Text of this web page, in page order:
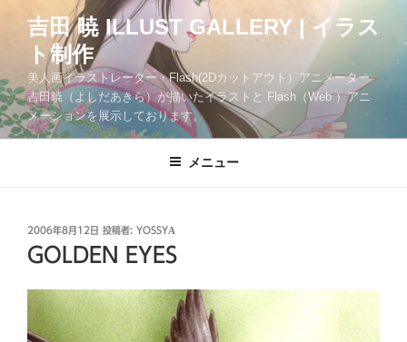
ツ
へ
ス
吉田 暁 ILLUST GALLERY | イラス
ト制作
美人画イラストレーター・Flash(2Dカットアウト）アニメーター
吉田暁（よしだあきら）が描いたイラストと Flash（Web ）アニ
メーションを展示しております。
メニュー
投
稿
日:
2006年8月12日 投稿者: YOSSYA
GOLDEN EYES